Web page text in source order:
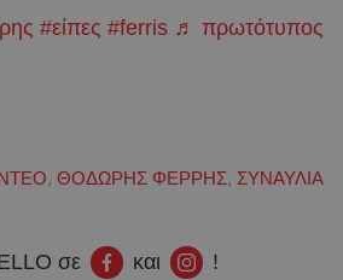
#είπες #ferris ♬ πρωτότυπος
, ΘΟΔΩΡΗΣ ΦΕΡΡΗΣ, ΣΥΝΑΥΛΙΑ
σε και !